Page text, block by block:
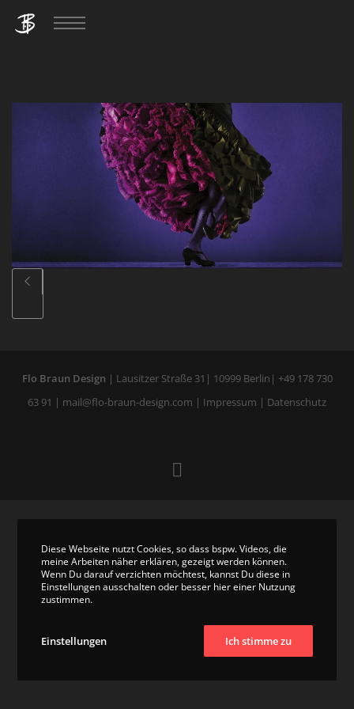
Flo Braun Design | Lausitzer Straße 31| 10999 Berlin| +49 178 730
63 91 | mail@flo-braun-design.com | Impressum | Datenschutz
Diese Webseite nutzt Cookies, so dass bspw. Videos, die
meine Arbeiten näher erklären, gezeigt werden können.
Wenn Du darauf verzichten möchtest, kannst Du diese in
Einstellungen ausschalten oder besser hier einer Nutzung
zustimmen.
Einstellungen Ich stimme zu